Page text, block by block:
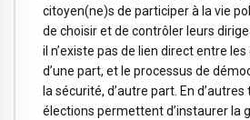
citoyen(ne)s de participer à la vie
de choisir et de contrôler leurs
il n’existe pas de lien direct entre
d’une part, et le processus de
la sécurité, d’autre part. En
élections permettent d’instaurer la